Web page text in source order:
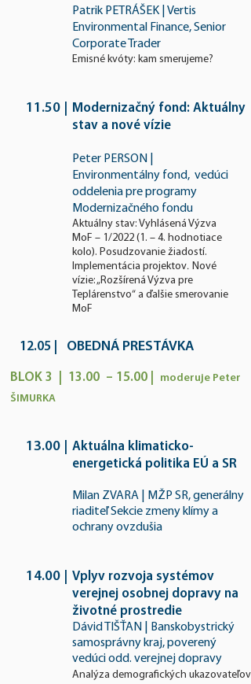
Patrik PETRÁŠEK | Vertis
Environmental Finance, Senior
Corporate Trader
Emisné kvóty: kam smerujeme?
11.50
Modernizačný fond: Aktuálny
stav a nové vízie
Peter PERSON |
Environmentálny fond, vedúci
oddelenia pre programy
Modernizačného fondu
Aktuálny stav: Vyhlásená Výzva
MoF – 1/2022 (1. – 4. hodnotiace
kolo). Posudzovanie žiadostí.
Implementácia projektov. Nové
vízie: „Rozšírená Výzva pre
Teplárenstvo“ a ďalšie smerovanie
MoF
12.05 OBEDNÁ PRESTÁVKA
BLOK 3 | 13.00 – 15.00 | moderuje Peter
ŠIMURKA
13.00
Aktuálna klimaticko-
energetická politika EÚ a SR
Milan ZVARA | MŽP SR, generálny
riaditeľ Sekcie zmeny klímy a
ochrany ovzdušia
14.00
Vplyv rozvoja systémov
verejnej osobnej dopravy na
životné prostredie
Dávid TIŠŤAN | Banskobystrický
samosprávny kraj, poverený
vedúci odd. verejnej dopravy
Analýza demografických ukazovateľov